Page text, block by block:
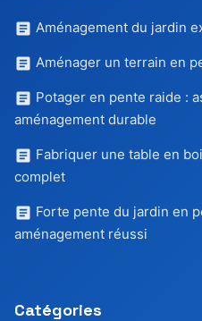
Aménagement du jardin
Aménager un terrain en
Potager en pente raide :
aménagement durable
Fabriquer une table en
complet
Forte pente du jardin en
aménagement réussi
Catégories